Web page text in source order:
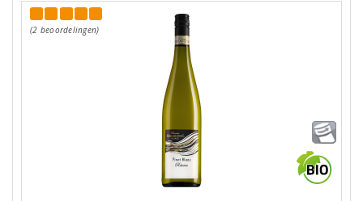
(2 beoordelingen)